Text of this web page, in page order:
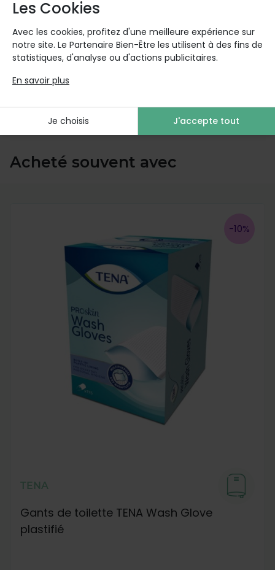
durable. Sa formule douce et naturelle en fait un
produit idéal pour les personnes souffrant
d'incontinence, mais aussi pour tous ceux qui
cherchent à prendre soin de leur peau en douceur.
N'hésitez pas à l'essayer et à ressentir les bienfaits
votre peau.
Acheté souvent avec
-10%
TENA
Gants de toilette TENA Wash Glove
plastifié
Les Cookies
Avec les cookies, profitez d'une meilleure expérience sur
notre site. Le Partenaire Bien-Être les utilisent à des fins de
statistiques, d'analyse ou d'actions publicitaires.
En savoir plus
Je choisis J'accepte tout